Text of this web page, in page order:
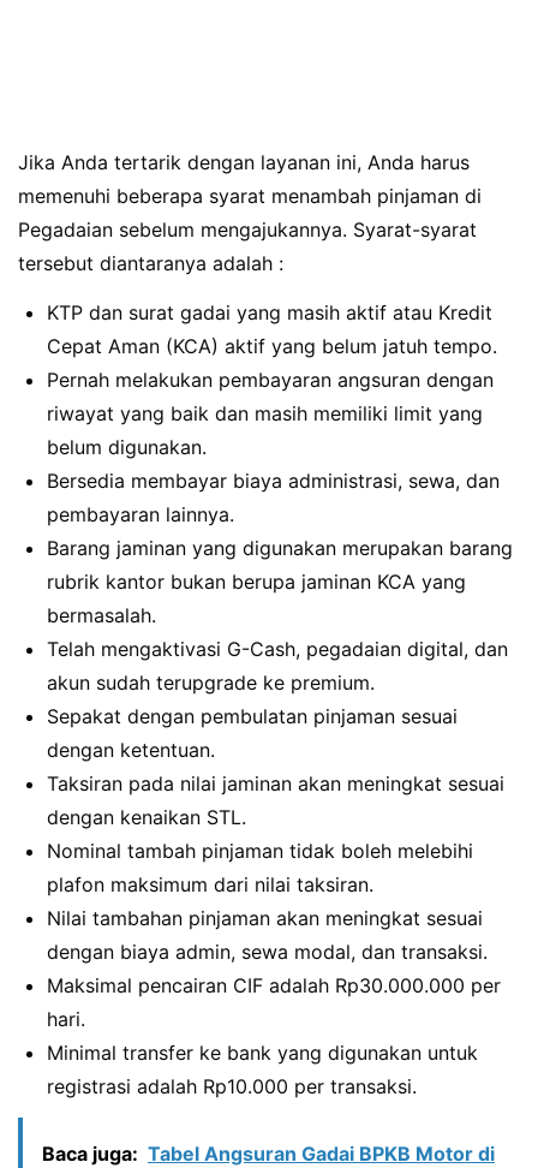
Jika Anda tertarik dengan layanan ini, Anda harus
memenuhi beberapa syarat menambah pinjaman di
Pegadaian sebelum mengajukannya. Syarat-syarat
tersebut diantaranya adalah :
KTP dan surat gadai yang masih aktif atau Kredit
Cepat Aman (KCA) aktif yang belum jatuh tempo.
Pernah melakukan pembayaran angsuran dengan
riwayat yang baik dan masih memiliki limit yang
belum digunakan.
Bersedia membayar biaya administrasi, sewa, dan
pembayaran lainnya.
Barang jaminan yang digunakan merupakan barang
rubrik kantor bukan berupa jaminan KCA yang
bermasalah.
Telah mengaktivasi G-Cash, pegadaian digital, dan
akun sudah terupgrade ke premium.
Sepakat dengan pembulatan pinjaman sesuai
dengan ketentuan.
Taksiran pada nilai jaminan akan meningkat sesuai
dengan kenaikan STL.
Nominal tambah pinjaman tidak boleh melebihi
plafon maksimum dari nilai taksiran.
Nilai tambahan pinjaman akan meningkat sesuai
dengan biaya admin, sewa modal, dan transaksi.
Maksimal pencairan CIF adalah Rp30.000.000 per
hari.
Minimal transfer ke bank yang digunakan untuk
registrasi adalah Rp10.000 per transaksi.
Baca juga: Tabel Angsuran Gadai BPKB Motor di